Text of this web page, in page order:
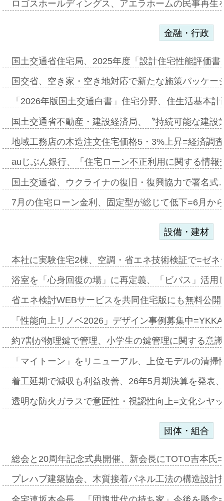
ロゴスホールディングス、アエラホームの民事再
金融・行政
国土交通省住宅局、2025年度「設計住宅性能評価
国交省、空き家・空き地対応で新たな施策パッケ
「2026年版国土交通白書」住宅分野、住生活基本
国土交通省不動産・建設経済局、〝持続可能な建
地域工務店の木造注文住宅価格5・3%上昇=経済調
auじぶん銀行、「住宅ローン不正利用に関する情
国土交通省、ウクライナの復旧・復興協力で署名
7月の住宅ローン金利、固定型が総じて低下=6月か
設備・建材
本社に実験住宅2棟、空調・省エネ技術検証で=ゼ
浴室を「心身回復の場」に再定義、「ビバス」活
省エネ検討WEBサービスを共同住宅版にも無料公
「性能向上リノベ2026」デザイン事例募集中
約7割が物理鍵で管理、小学生の鍵管理に関する意
「マイトーン」をリニューアル、上位モデルの清
着工延期で減収も利益改善、26年5月期決算を発表
透明な防火ガラスで意匠性・視認性向上=文化シヤ
団体・組合
総会と20周年記念式典開催、新会長にTOTO吉本氏
プレハブ建築協会、木質接着パネル工法の構造設